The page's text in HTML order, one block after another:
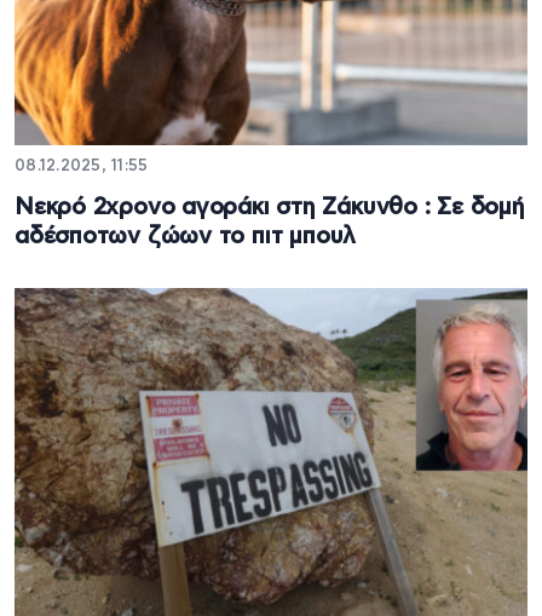
08.12.2025, 11:55
Νεκρό 2χρονο αγοράκι στη Ζάκυνθο : Σε δομή
αδέσποτων ζώων το πιτ μπουλ